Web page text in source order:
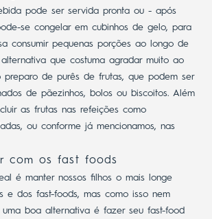
pode ser servida pronta ou - após
se congelar em cubinhos de gelo, para
consumir pequenas porções ao longo de
que costuma agradar muito ao
de purês de frutas, que podem ser
de pãezinhos, bolos ou biscoitos. Além
as frutas nas refeições como
ou conforme já mencionamos, nas
com os fast foods
é manter nossos filhos o mais longe
e dos fast-foods, mas como isso nem
uma boa alternativa é fazer seu fast-food